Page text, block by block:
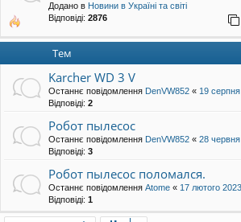
Додано в Новини в Україні та світі
Відповіді: 2876
Тем
Karcher WD 3 V
Останнє повідомлення DenVW852 « 19
Відповіді: 2
Робот пылесос
Останнє повідомлення DenVW852 « 28
Відповіді: 3
Робот пылесос поломался.
Останнє повідомлення Atome « 17 лютого
Відповіді: 1